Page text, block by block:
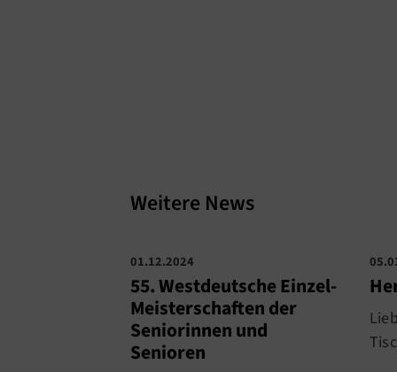
Weitere News
01.12.2024
55. Westdeutsche Einzel-
Meisterschaften der
Seniorinnen und
Senioren